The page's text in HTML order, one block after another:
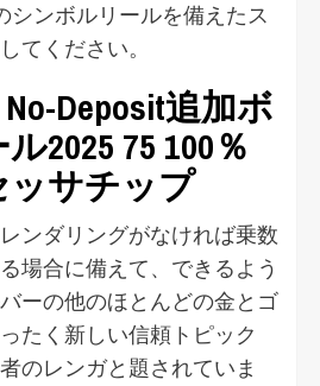
シンボルリールを備えたス
てください。
Deposit追加ボ
2025 75 100％
サチップ
ンダリングがなければ乗数
場合に備えて、できるよう
ーの他のほとんどの金とゴ
たく新しい信頼トピック
のレンガと題されていま